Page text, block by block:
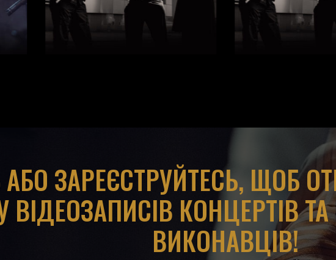
АБО ЗАРЕЄСТРУЙТЕСЬ, ЩОБ
ВІДЕОЗАПИСІВ КОНЦЕРТІВ
ВИКОНАВЦІВ!